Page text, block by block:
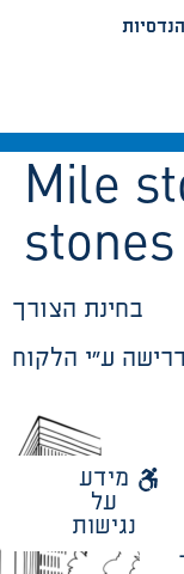
Mile
stones
בחינת הצורך
ע”י הלקוח
מידע
על
נגישות